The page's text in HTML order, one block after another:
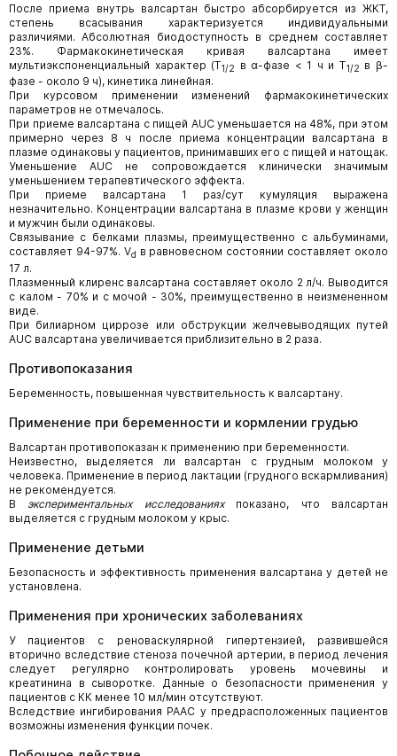
После приема внутрь валсартан быстро абсорбируется из ЖКТ,
степень всасывания характеризуется индивидуальными
различиями. Абсолютная биодоступность в среднем составляет
23%. Фармакокинетическая кривая валсартана имеет
мультиэкспоненциальный характер (T1/2 в α-фазе < 1 ч и T1/2 в β-
фазе - около 9 ч), кинетика линейная.
При курсовом применении изменений фармакокинетических
параметров не отмечалось.
При приеме валсартана с пищей AUC уменьшается на 48%, при этом
примерно через 8 ч после приема концентрации валсартана в
плазме одинаковы у пациентов, принимавших его с пищей и натощак.
Уменьшение AUC не сопровождается клинически значимым
уменьшением терапевтического эффекта.
При приеме валсартана 1 раз/сут кумуляция выражена
незначительно. Концентрации валсартана в плазме крови у женщин
и мужчин были одинаковы.
Связывание с белками плазмы, преимущественно с альбуминами,
составляет 94-97%. Vd в равновесном состоянии составляет около
17 л.
Плазменный клиренс валсартана составляет около 2 л/ч. Выводится
с калом - 70% и с мочой - 30%, преимущественно в неизмененном
виде.
При билиарном циррозе или обструкции желчевыводящих путей
AUC валсартана увеличивается приблизительно в 2 раза.
Противопоказания
Беременность, повышенная чувствительность к валсартану.
Применение при беременности и кормлении грудью
Валсартан противопоказан к применению при беременности.
Неизвестно, выделяется ли валсартан с грудным молоком у
человека. Применение в период лактации (грудного вскармливания)
не рекомендуется.
В экспериментальных исследованияхпоказано, что валсартан
выделяется с грудным молоком у крыс.
Применение детьми
Безопасность и эффективность применения валсартана у детей не
установлена.
Применения при хронических заболеваниях
У пациентов с реноваскулярной гипертензией, развившейся
вторично вследствие стеноза почечной артерии, в период лечения
следует регулярно контролировать уровень мочевины и
креатинина в сыворотке. Данные о безопасности применения у
пациентов с КК менее 10 мл/мин отсутствуют.
Вследствие ингибирования РААС у предрасположенных пациентов
возможны изменения функции почек.